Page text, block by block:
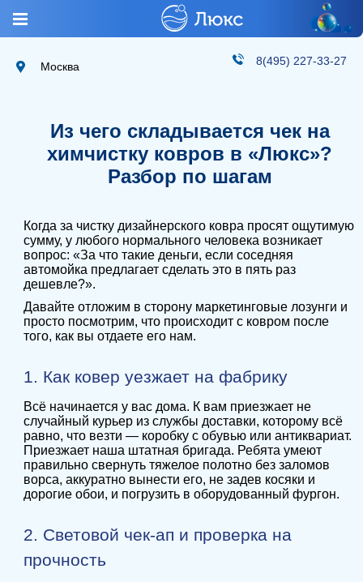
Москва 8(495) 227-33-27
Из чего складывается чек на
химчистку ковров в «Люкс»?
Разбор по шагам
Когда за чистку дизайнерского ковра просят ощутимую
сумму, у любого нормального человека возникает
вопрос: «За что такие деньги, если соседняя
автомойка предлагает сделать это в пять раз
дешевле?».
Давайте отложим в сторону маркетинговые лозунги и
просто посмотрим, что происходит с ковром после
того, как вы отдаете его нам.
1. Как ковер уезжает на фабрику
Всё начинается у вас дома. К вам приезжает не
случайный курьер из службы доставки, которому всё
равно, что везти — коробку с обувью или антиквариат.
Приезжает наша штатная бригада. Ребята умеют
правильно свернуть тяжелое полотно без заломов
ворса, аккуратно вынести его, не задев косяки и
дорогие обои, и погрузить в оборудованный фургон.
2. Световой чек-ап и проверка на
прочность